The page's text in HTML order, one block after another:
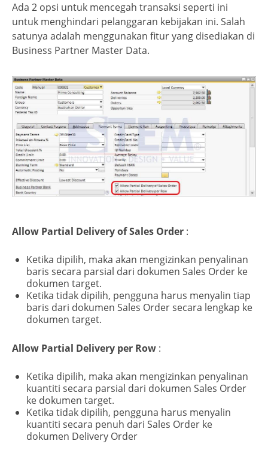
Ada 2 opsi untuk mencegah transaksi seperti ini
untuk menghindari pelanggaran kebijakan ini. Salah
satunya adalah menggunakan fitur yang disediakan di
Business Partner Master Data.
Allow Partial Delivery of Sales Order :
Ketika dipilih, maka akan mengizinkan penyalinan
baris secara parsial dari dokumen Sales Order ke
dokumen target.
Ketika tidak dipilih, pengguna harus menyalin tiap
baris dari dokumen Sales Order secara lengkap ke
dokumen target.
Allow Partial Delivery per Row :
Ketika dipilih, maka akan mengizinkan penyalinan
kuantiti secara parsial dari dokumen Sales Order
ke dokumen target.
Ketika tidak dipilih, pengguna harus menyalin
kuantiti secara penuh dari Sales Order ke
dokumen Delivery Order